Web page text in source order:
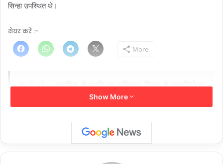
सिन्हा उपस्थित थे।
शेयर करें :-
More
यह भी पढ़ें :- स्वामित्व से संपत्ति का अधिकार, बिहान से आत्मनिर्भरता
की राह : कोसरंगी चौपाल में ग्रामीण विकास की दिखी तस्वीर….
Show More